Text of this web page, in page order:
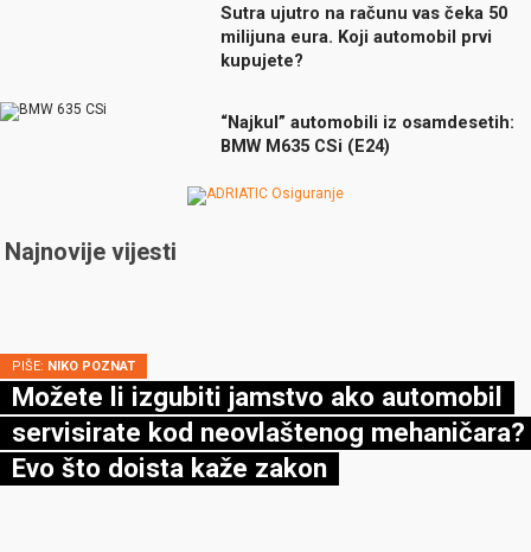
Sutra ujutro na računu vas čeka 50
milijuna eura. Koji automobil prvi
kupujete?
“Najkul” automobili iz osamdesetih:
BMW M635 CSi (E24)
Najnovije vijesti
PIŠE: NIKO POZNAT
Možete li izgubiti jamstvo ako automobil
servisirate kod neovlaštenog mehaničara?
Evo što doista kaže zakon